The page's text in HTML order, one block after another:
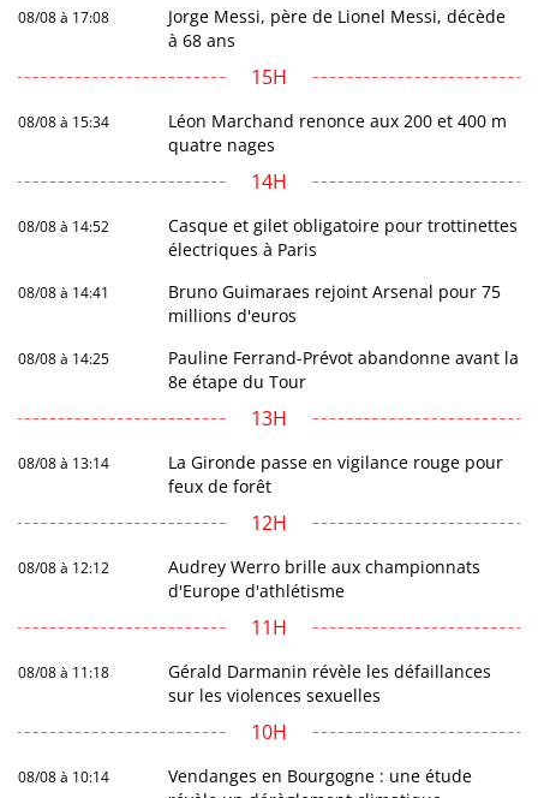
08/08 à 17:08
Jorge Messi, père de Lionel Messi, décède
à 68 ans
15H
08/08 à 15:34
Léon Marchand renonce aux 200 et 400 m
quatre nages
14H
08/08 à 14:52
Casque et gilet obligatoire pour trottinettes
électriques à Paris
08/08 à 14:41
Bruno Guimaraes rejoint Arsenal pour 75
millions d'euros
08/08 à 14:25
Pauline Ferrand-Prévot abandonne avant la
8e étape du Tour
13H
08/08 à 13:14
La Gironde passe en vigilance rouge pour
feux de forêt
12H
08/08 à 12:12
Audrey Werro brille aux championnats
d'Europe d'athlétisme
11H
08/08 à 11:18
Gérald Darmanin révèle les défaillances
sur les violences sexuelles
10H
08/08 à 10:14
Vendanges en Bourgogne : une étude